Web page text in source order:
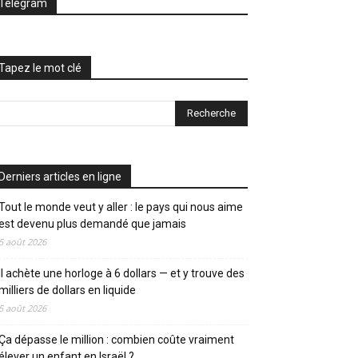
le mot clé
articles en ligne
le monde veut y aller : le pays qui nous aime
devenu plus demandé que jamais
août 2026
achète une horloge à 6 dollars — et y trouve des
de dollars en liquide
août 2026
dépasse le million : combien coûte vraiment